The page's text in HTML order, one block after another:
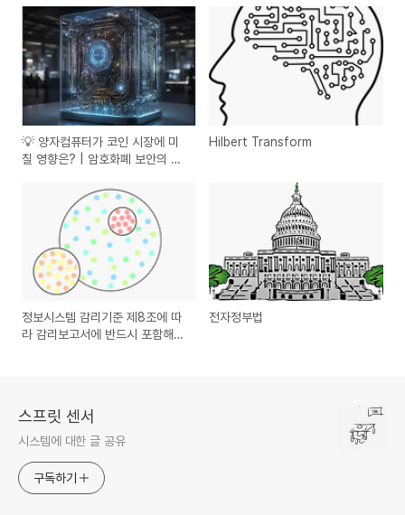
💡 양자컴퓨터가 코인 시장에 미
칠 영향은? | 암호화폐 보안의 위
Hilbert Transform
정보시스템 감리기준 제8조에 따
라 감리보고서에 반드시 포함해야
전자정부법
스프릿 센서
시스템에 대한 글 공유
구독하기